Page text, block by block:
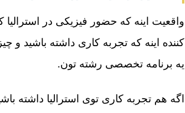
واقعیت اینه که حضور فیزیکی در
کننده اینه که تجربه کاری داشته باشید و
یه برنامه تخصصی رشته تون.
اگه هم تجربه کاری توی استرالیا داشته